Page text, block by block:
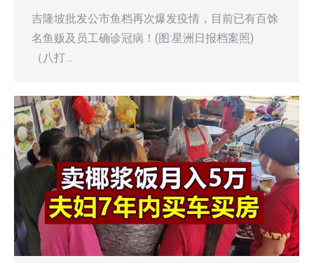
吉隆坡批发公市鱼档再次爆发疫情，目前已有百馀
名鱼贩及员工确诊冠病！(图:星洲日报档案照)
（八打…